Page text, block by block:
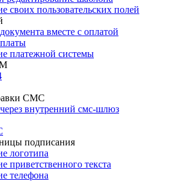
своих пользовательских полей
вместе с оплатой
платежной системы
СМС
внутренний смс-шлюз
подписания
логотипа
приветственного текста
телефона